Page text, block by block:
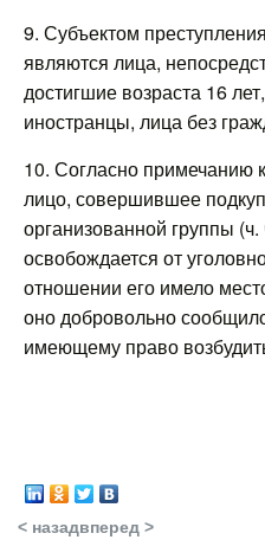
9. Субъектом
являются лица,
достигшие возраста 16
иностранцы, лица без
10. Согласно примечанию
лицо, совершившее
организованной группы
освобождается от
отношении его имело
оно добровольно
имеющему право
< назадвперед >